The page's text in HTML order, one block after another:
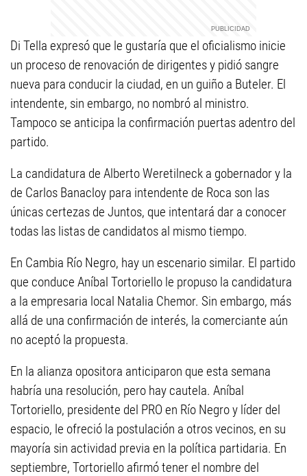
Di Tella expresó que le gustaría que el oficialismo inicie
un proceso de renovación de dirigentes y pidió sangre
nueva para conducir la ciudad, en un guiño a Buteler. El
intendente, sin embargo, no nombró al ministro.
Tampoco se anticipa la confirmación puertas adentro del
partido.
La candidatura de Alberto Weretilneck a gobernador y la
de Carlos Banacloy para intendente de Roca son las
únicas certezas de Juntos, que intentará dar a conocer
todas las listas de candidatos al mismo tiempo.
En Cambia Río Negro, hay un escenario similar. El partido
que conduce Aníbal Tortoriello le propuso la candidatura
a la empresaria local Natalia Chemor. Sin embargo, más
allá de una confirmación de interés, la comerciante aún
no aceptó la propuesta.
En la alianza opositora anticiparon que esta semana
habría una resolución, pero hay cautela. Aníbal
Tortoriello, presidente del PRO en Río Negro y líder del
espacio, le ofreció la postulación a otros vecinos, en su
mayoría sin actividad previa en la política partidaria. En
septiembre, Tortoriello afirmó tener el nombre del